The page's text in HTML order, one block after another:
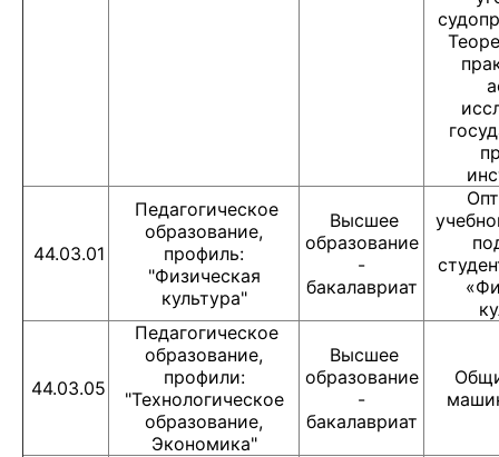
44.03.01
Педагогическое
образование,
профиль:
"Физическая
культура"
Высшее
образование
-
бакалавриат
44.03.05
Педагогическое
образование,
профили:
"Технологическое
образование,
Экономика"
Высшее
образование
-
бакалавриат